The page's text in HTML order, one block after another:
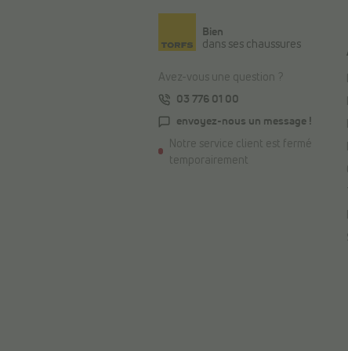
Bien
dans ses chaussures
Avez-vous une question ?
03 776 01 00
envoyez-nous un message !
Notre service client est fermé
temporairement